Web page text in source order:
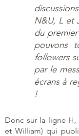
N&U, L et
du
pouvons
followers
par le
écrans à
!
Donc sur la ligne H,
et William) qui